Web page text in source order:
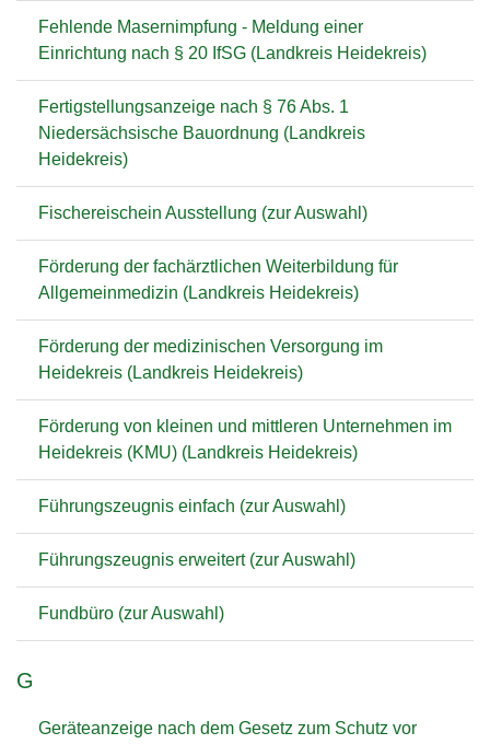
Fehlende Masernimpfung - Meldung einer
Einrichtung nach § 20 IfSG (Landkreis Heidekreis)
Fertigstellungsanzeige nach § 76 Abs. 1
Niedersächsische Bauordnung (Landkreis
Heidekreis)
Fischereischein Ausstellung (zur Auswahl)
Förderung der fachärztlichen Weiterbildung für
Allgemeinmedizin (Landkreis Heidekreis)
Förderung der medizinischen Versorgung im
Heidekreis (Landkreis Heidekreis)
Förderung von kleinen und mittleren Unternehmen im
Heidekreis (KMU) (Landkreis Heidekreis)
Führungszeugnis einfach (zur Auswahl)
Führungszeugnis erweitert (zur Auswahl)
Fundbüro (zur Auswahl)
G
Geräteanzeige nach dem Gesetz zum Schutz vor